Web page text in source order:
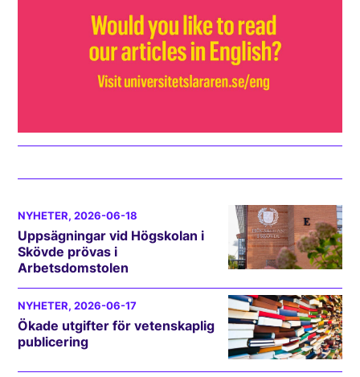
NYHETER, 2026-06-18
Uppsägningar vid Högskolan i
Skövde prövas i
Arbetsdomstolen
NYHETER, 2026-06-17
Ökade utgifter för vetenskaplig
publicering